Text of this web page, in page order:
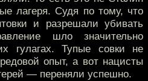
лагеря. Судя по тому, что
и разрешали убивать
шло значительно
гулагах. Тупые совки не
опыт, а вот нацисты
— переняли успешно.